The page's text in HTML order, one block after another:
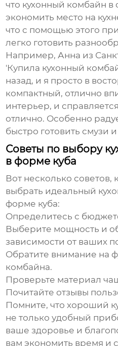
что кухонный комбайн в
экономить место на
что с помощью этого
легко готовить
Например, Анна из
'Купила кухонный
назад, и я просто в
компактный, отлично
интерьер, и
отлично. Особенно
быстро готовить смузи
Советы по выбору
в форме куба
Вот несколько советов,
выбрать идеальный
форме куба:
Определитесь с
Выберите мощность и
зависимости от ваших
Обратите внимание на
комбайна.
Проверьте материал
Почитайте отзывы
Помните, что хороший
не только удобный
ваше здоровье и
вам экономить время и